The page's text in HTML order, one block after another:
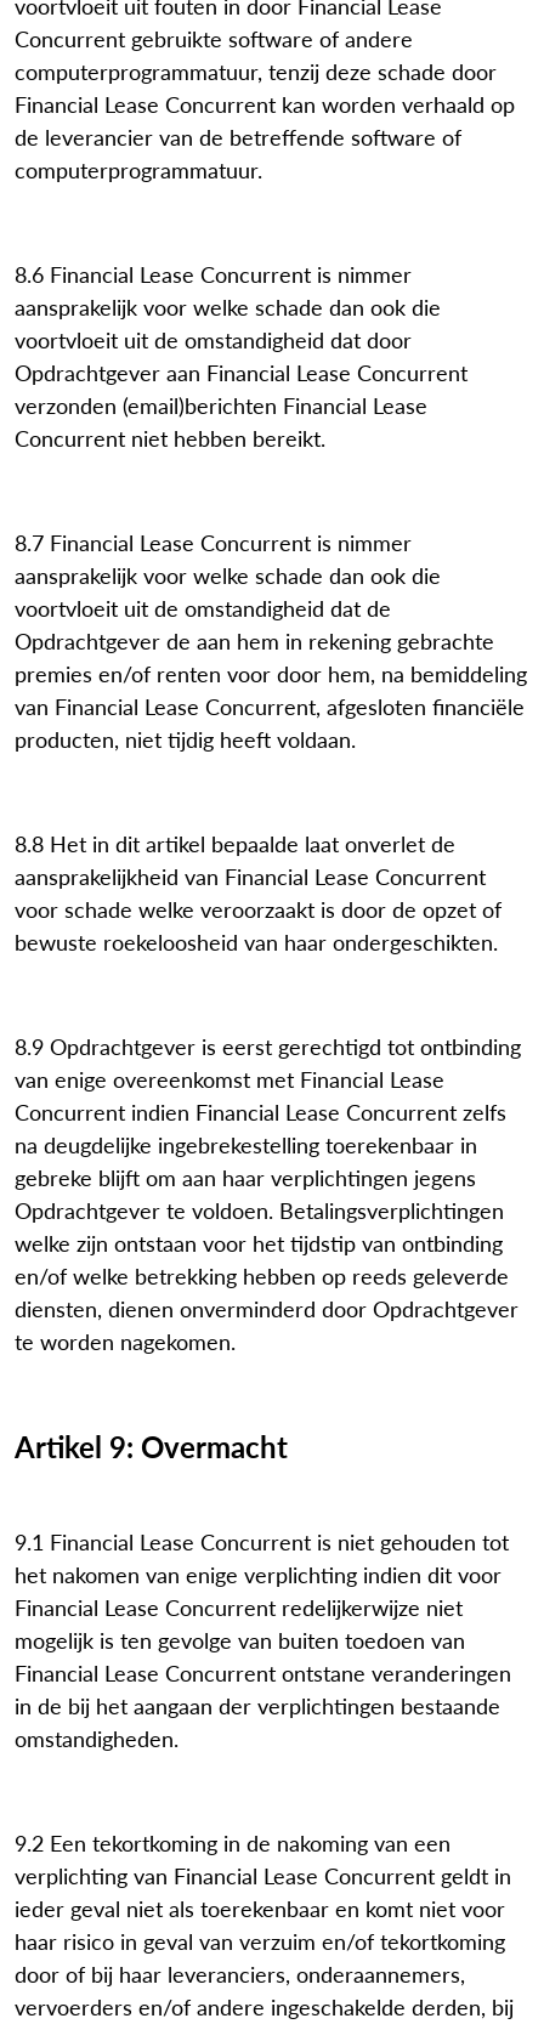
voortvloeit uit fouten in door Financial Lease
Concurrent gebruikte software of andere
computerprogrammatuur, tenzij deze schade door
Financial Lease Concurrent kan worden verhaald op
de leverancier van de betreffende software of
computerprogrammatuur.
8.6 Financial Lease Concurrent is nimmer
aansprakelijk voor welke schade dan ook die
voortvloeit uit de omstandigheid dat door
Opdrachtgever aan Financial Lease Concurrent
verzonden (email)berichten Financial Lease
Concurrent niet hebben bereikt.
8.7 Financial Lease Concurrent is nimmer
aansprakelijk voor welke schade dan ook die
voortvloeit uit de omstandigheid dat de
Opdrachtgever de aan hem in rekening gebrachte
premies en/of renten voor door hem, na bemiddeling
van Financial Lease Concurrent, afgesloten financiële
producten, niet tijdig heeft voldaan.
8.8 Het in dit artikel bepaalde laat onverlet de
aansprakelijkheid van Financial Lease Concurrent
voor schade welke veroorzaakt is door de opzet of
bewuste roekeloosheid van haar ondergeschikten.
8.9 Opdrachtgever is eerst gerechtigd tot ontbinding
van enige overeenkomst met Financial Lease
Concurrent indien Financial Lease Concurrent zelfs
na deugdelijke ingebrekestelling toerekenbaar in
gebreke blijft om aan haar verplichtingen jegens
Opdrachtgever te voldoen. Betalingsverplichtingen
welke zijn ontstaan voor het tijdstip van ontbinding
en/of welke betrekking hebben op reeds geleverde
diensten, dienen onverminderd door Opdrachtgever
te worden nagekomen.
Artikel 9: Overmacht
9.1 Financial Lease Concurrent is niet gehouden tot
het nakomen van enige verplichting indien dit voor
Financial Lease Concurrent redelijkerwijze niet
mogelijk is ten gevolge van buiten toedoen van
Financial Lease Concurrent ontstane veranderingen
in de bij het aangaan der verplichtingen bestaande
omstandigheden.
9.2 Een tekortkoming in de nakoming van een
verplichting van Financial Lease Concurrent geldt in
ieder geval niet als toerekenbaar en komt niet voor
haar risico in geval van verzuim en/of tekortkoming
door of bij haar leveranciers, onderaannemers,
vervoerders en/of andere ingeschakelde derden, bij